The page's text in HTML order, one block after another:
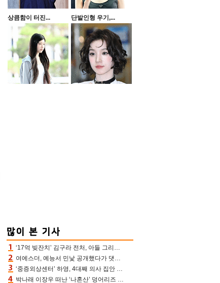
상큼함이 터진... 단발인형 우기,...
‘17억 빚잔치’ 김구라 전처, 아들 그리는 “나 뿐인데” 친엄마 챙기는 효심 눈길
여에스더, 예능서 민낯 공개했다가 댓글에 충격 “눈 왜 저렇게 처졌냐고”(에스더TV)
‘중증외상센터’ 하영, 4대째 의사 집안 인증 “증조부, 고종 황제 진료”(옥문아)[어제TV]
박나래 이장우 떠난 ‘나혼산’ 덩어리즈 왔다, 1인 1케이크에 팜유 전현무 충격[어제TV]